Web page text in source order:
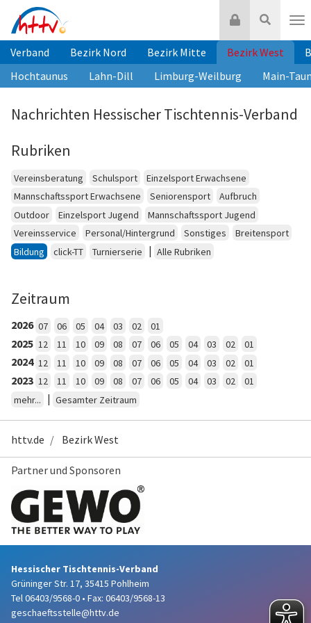
Inhalt
springen
Suche
Login
Verband Bezirk Nord Bezirk Mitte Bezirk West
Hochtaunus
Lahn-Dill Limburg-Weilburg Main-
Nachrichten Hessischer Tischtennis-Verband
Rubriken
Vereinsberatung Schulsport
Einzelsport Erwachsene
Mannschaftssport Erwachsene
Seniorensport
Aufbruch
Outdoor
Einzelsport Jugend
Mannschaftssport Jugend
Vereinsservice
Personal/Hintergrund Sonstiges
Breitensport
Bildung
click-TT Turnierserie | Alle Rubriken
Zeitraum
2026 07 06 05 04 03 02 01
2025 12 11 10 09 08 07 06 05 04 03 02 01
2024 12 11 10 09 08 07 06 05 04 03 02 01
2023 12 11 10 09 08 07 06 05 04 03 02
01
mehr...
| Gesamter Zeitraum
httv.de Bezirk West
Partner und Sponsoren
Hessischer Tischtennis-Verband
Grüninger Str. 17, 35415 Pohlheim
Tel 06403/9568-0 • Fax: 06403/9568-13
geschaeftsstelle@httv.de